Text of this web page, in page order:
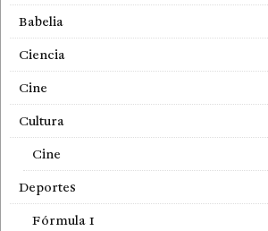
Babelia
Ciencia
Cine
Cultura
Cine
Deportes
Fórmula 1